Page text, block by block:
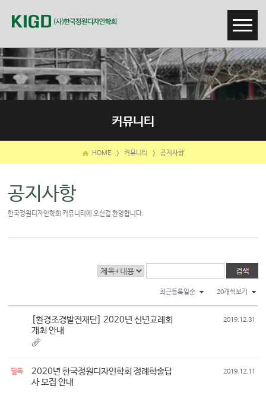
커뮤니티
HOME > 커뮤니티 > 공지사항
공지사항
한국정원디자인학회 커뮤니티에 오신걸 환영합니다.
20개씩보기
최근등록일순
[환경조경발전재단] 2020년 신년교례회
개최 안내
2019.12.31
필독
2020년 한국정원디자인학회 정례학술답
사 모집 안내
2019.12.11